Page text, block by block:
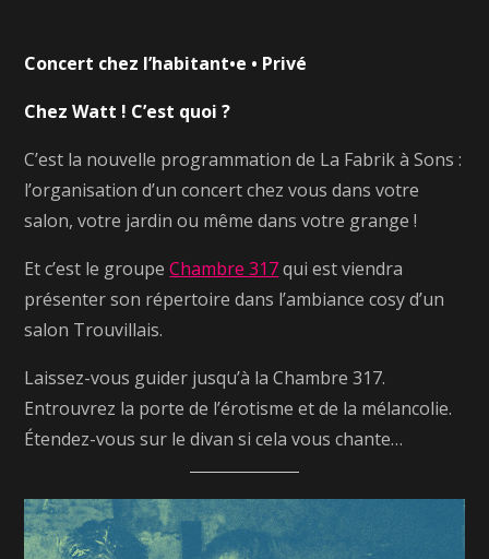
Concert chez l’habitant•e • Privé
Chez Watt ! C’est quoi ?
C’est la nouvelle programmation de La Fabrik à Sons :
l’organisation d’un concert chez vous dans votre
salon, votre jardin ou même dans votre grange !
Et c’est le groupeChambre 317qui est viendra
présenter son répertoire dans l’ambiance cosy d’un
salon Trouvillais.
Laissez-vous guider jusqu’à la Chambre 317.
Entrouvrez la porte de l’érotisme et de la mélancolie.
Étendez-vous sur le divan si cela vous chante…